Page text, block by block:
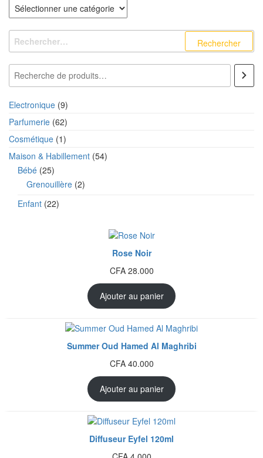
Catégories de produits
Rechercher :
Recherche
Electronique 99 produits
Parfumerie 6262 produits
Cosmétique 11 produit
Maison & Habillement 5454 produits
Bébé 2525 produits
Grenouillère 22 produits
Enfant 2222 produits
Rose Noir
CFA28.000
Ajouter au panier
Summer Oud Hamed Al Maghribi
CFA40.000
Ajouter au panier
Diffuseur Eyfel 120ml